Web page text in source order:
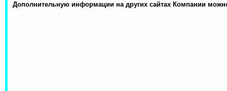
Дополнительную информации на других сайтах Компании